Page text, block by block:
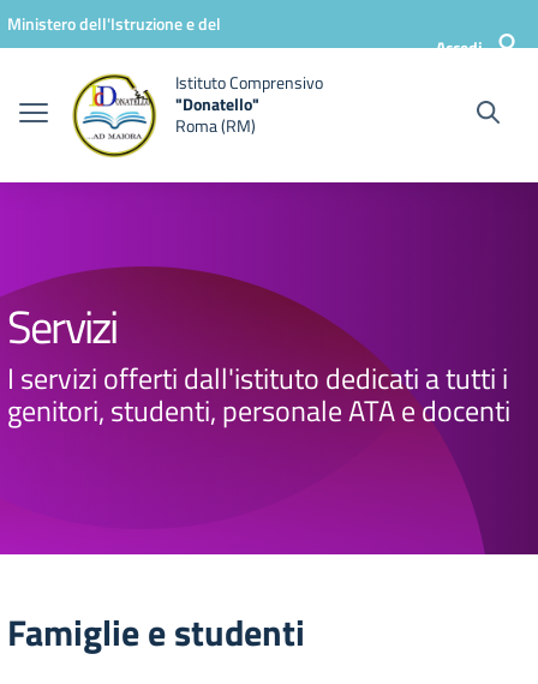
Vai ai contenuti
Vai al menu di navigazione
Vai al footer
Ministero dell'Istruzione e del
Accedi
Istituto Comprensivo
"Donatello"
Roma (RM)
Servizi
I servizi offerti dall'istituto dedicati a tutti i
genitori, studenti, personale ATA e docenti
Famiglie e studenti